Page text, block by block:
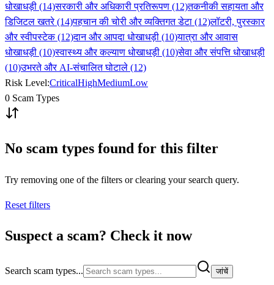
धोखाधड़ी (14)सरकारी और अधिकारी प्रतिरूपण (12)तकनीकी सहायता और
डिजिटल खतरे (14)पहचान की चोरी और व्यक्तिगत डेटा (12)लॉटरी, पुरस्कार
और स्वीपस्टेक (12)दान और आपदा धोखाधड़ी (10)यात्रा और आवास
धोखाधड़ी (10)स्वास्थ्य और कल्याण धोखाधड़ी (10)सेवा और संपत्ति धोखाधड़ी
(10)उभरते और AI-संचालित घोटाले (12)
Risk Level:CriticalHighMediumLow
0 Scam Types
No scam types found for this filter
Try removing one of the filters or clearing your search query.
Reset filters
Suspect a scam? Check it now
Search scam types... जांचें